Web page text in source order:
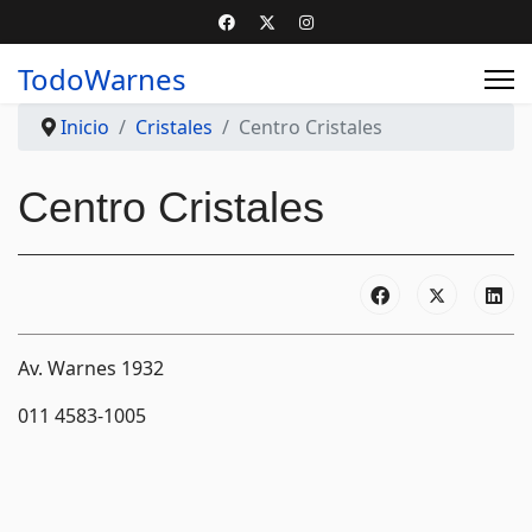
TodoWarnes
Inicio Cristales Centro Cristales
Centro Cristales
Av. Warnes 1932
011 4583-1005